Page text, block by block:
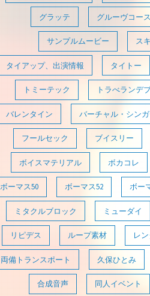
グラッテ グルーヴコー
サンプルムービー ス
タイアップ、出演情報 タイトー
トミーテック トラべランデ
バレンタイン バーチャル・シン
フールセック ブイスリー
ボイスマテリアル ボカコレ
ボーマス50 ボーマス52 ボー
ミタクルブロック ミューダイ
リピデス ループ素材 レ
両備トランスポート 久保ひとみ
合成音声 同人イベント